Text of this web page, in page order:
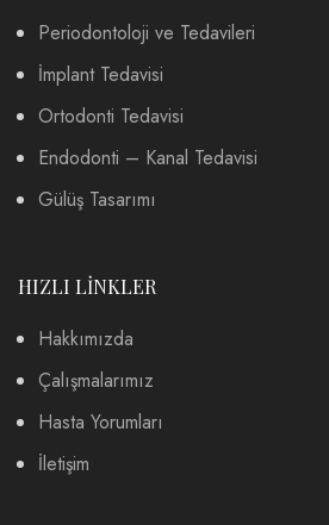
Periodontoloji ve Tedavileri
İmplant Tedavisi
Ortodonti Tedavisi
Endodonti – Kanal Tedavisi
Gülüş Tasarımı
HIZLI LİNKLER
Hakkımızda
Çalışmalarımız
Hasta Yorumları
İletişim